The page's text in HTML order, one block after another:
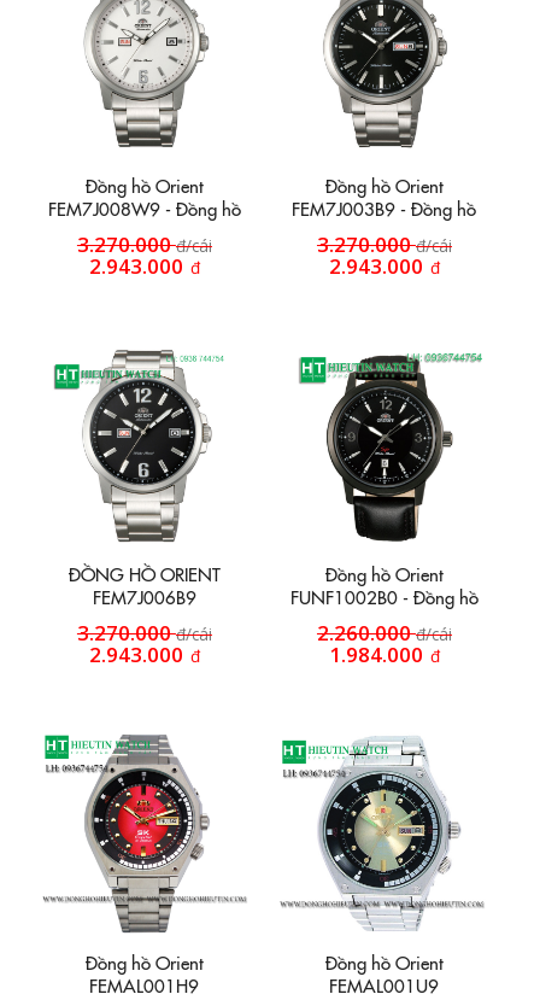
Đồng hồ Orient
FEM7J008W9 - Đồng hồ
dây inox HT22
3.270.000đ/cái
2.943.000 đ
Đồng hồ Orient
FEM7J003B9 - Đồng hồ
dây inox HT27
3.270.000đ/cái
2.943.000 đ
ĐỒNG HỒ ORIENT
FEM7J006B9
3.270.000đ/cái
2.943.000 đ
Đồng hồ Orient
FUNF1002B0 - Đồng hồ
dây da HT14
2.260.000đ/cái
1.984.000 đ
Đồng hồ Orient
FEMAL001H9
Đồng hồ Orient
FEMAL001U9